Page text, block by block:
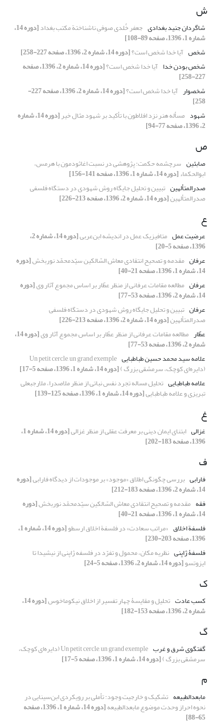
ش
شاگردان جنید بغدادی جعفر خُلدی صوفیِ ناشناختة مکتب بغداد [دوره 14،
شماره 1، 1396، صفحه 89-108]
شخص آیا خدا شخص است؟[دوره 14، شماره 2، 1396، صفحه 227-258]
شخص بودن خدا آیا خدا شخص است؟ [دوره 14، شماره 2، 1396، صفحه
227-258]
شخص‏وار آیا خدا شخص است؟ [دوره 14، شماره 2، 1396، صفحه 227-
258]
شهود مسأله هنر نزد افلاطون با تأکید بر شهود مثال خیر [دوره 14، شماره
2، 1396، صفحه 77-94]
ص
صابئین سرچشمه حکمت: پژوهشی در نسبت اغاثودمون با هرمس،
ابوالحکماء[دوره 14، شماره 1، 1396، صفحه 141-156]
صدرالمتألهین تبیین و تحلیل جایگاه روش شهودی در دستگاه‌ فلسفی
صدرالمتألهین[دوره 14، شماره 2، 1396، صفحه 213-226]
ع
عرضیت عمل متافیزیک عمل در اندیشه ابن‌عربی [دوره 14، شماره 2،
1396، صفحه 5-20]
عرفان مقدمه و تصحیح انتقادی معاش السّالکین سیّدمحمّد نوربخش[دوره
14، شماره 1، 1396، صفحه 21-40]
عرفان مطالعه مقامات عرفانی از منظر عطّار بر اساس مجموع آثار وی[دوره
14، شماره 2، 1396، صفحه 53-77]
عرفان تبیین و تحلیل جایگاه روش شهودی در دستگاه‌ فلسفی
صدرالمتألهین[دوره 14، شماره 2، 1396، صفحه 213-226]
عطّار مطالعه مقامات عرفانی از منظر عطّار بر اساس مجموع آثار وی [دوره 14،
شماره 2، 1396، صفحه 53-77]
علامه سید محمد حسین طباطبایی Un petit cercle, un grand exemple
(دایره‌ای کوچک، سرمشقی بزرگ )[دوره 14، شماره 1، 1396، صفحه 5-17]
علامه طباطبایی تحلیل مساله تجرد نفس نباتی از منظر ملاصدرا، ملارجبعلی
تبریزی و علامه طباطبایی[دوره 14، شماره 1، 1396، صفحه 125-139]
غ
غزالی ابتنای ایمان دینی بر معرفت عقلی از منظر غزالی [دوره 14، شماره 1،
1396، صفحه 183-202]
ف
فارابی بررسی چگونگی اطلاق «موجود» بر موجودات از دیدگاه فارابی[دوره
14، شماره 2، 1396، صفحه 183-212]
فقه مقدمه و تصحیح انتقادی معاش السّالکین سیّدمحمّد نوربخش[دوره
14، شماره 1، 1396، صفحه 21-40]
فلسفة اخلاق «مراتب سعادت» در فلسفة اخلاق ارسطو [دوره 14، شماره 1،
1396، صفحه 203-230]
فلسفۀ ژاپنی نظریه مکان، محمول و تفرّد در فلسفه ژاپنی از نیشیدا تا
ایزوتسو[دوره 14، شماره 2، 1396، صفحه 5-24]
ک
کسب عادت تحلیل و مقایسۀ چهار تفسیر از اخلاق نیکوماخوس [دوره 14،
شماره 2، 1396، صفحه 153-182]
گ
گفتگوی شرق و غرب Un petit cercle, un grand exemple (دایره‌ای کوچک،
سرمشقی بزرگ )[دوره 14، شماره 1، 1396، صفحه 5-17]
م
مابعدالطبیعه تشکیک و خارجیت وجود: تأملی بر رویکردی ابن‌سینایی در
نحوه احراز وحدت موضوع مابعدالطبیعه [دوره 14، شماره 1، 1396، صفحه
65-88]